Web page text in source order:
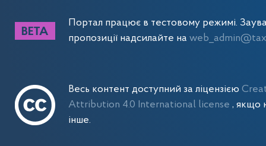
Портал працює в тестовому режимі.
пропозиції надсилайте на
Весь контент доступний за ліцензією
Attribution 4.0 International license , якщо
інше.